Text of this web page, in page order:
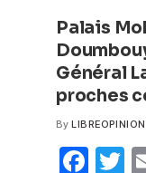
Palais
Général
proches
By
F
T